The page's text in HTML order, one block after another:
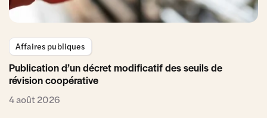
Affaires publiques
Publication d’un décret modificatif des seuils de
révision coopérative
4 août 2026